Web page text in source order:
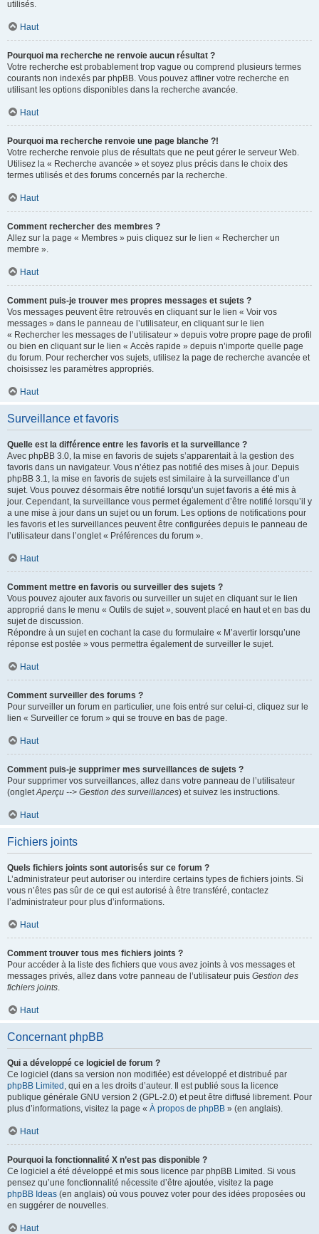
utilisés.
Haut
Pourquoi ma recherche ne renvoie aucun résultat ?
Votre recherche est probablement trop vague ou comprend plusieurs termes
courants non indexés par phpBB. Vous pouvez affiner votre recherche en
utilisant les options disponibles dans la recherche avancée.
Haut
Pourquoi ma recherche renvoie une page blanche ?!
Votre recherche renvoie plus de résultats que ne peut gérer le serveur Web.
Utilisez la « Recherche avancée » et soyez plus précis dans le choix des
termes utilisés et des forums concernés par la recherche.
Haut
Comment rechercher des membres ?
Allez sur la page « Membres » puis cliquez sur le lien « Rechercher un
membre ».
Haut
Comment puis-je trouver mes propres messages et sujets ?
Vos messages peuvent être retrouvés en cliquant sur le lien « Voir vos
messages » dans le panneau de l’utilisateur, en cliquant sur le lien
« Rechercher les messages de l’utilisateur » depuis votre propre page de profil
ou bien en cliquant sur le lien « Accès rapide » depuis n’importe quelle page
du forum. Pour rechercher vos sujets, utilisez la page de recherche avancée et
choisissez les paramètres appropriés.
Haut
Surveillance et favoris
Quelle est la différence entre les favoris et la surveillance ?
Avec phpBB 3.0, la mise en favoris de sujets s’apparentait à la gestion des
favoris dans un navigateur. Vous n’étiez pas notifié des mises à jour. Depuis
phpBB 3.1, la mise en favoris de sujets est similaire à la surveillance d’un
sujet. Vous pouvez désormais être notifié lorsqu’un sujet favoris a été mis à
jour. Cependant, la surveillance vous permet également d’être notifié lorsqu’il y
a une mise à jour dans un sujet ou un forum. Les options de notifications pour
les favoris et les surveillances peuvent être configurées depuis le panneau de
l’utilisateur dans l’onglet « Préférences du forum ».
Haut
Comment mettre en favoris ou surveiller des sujets ?
Vous pouvez ajouter aux favoris ou surveiller un sujet en cliquant sur le lien
approprié dans le menu « Outils de sujet », souvent placé en haut et en bas du
sujet de discussion.
Répondre à un sujet en cochant la case du formulaire « M’avertir lorsqu’une
réponse est postée » vous permettra également de surveiller le sujet.
Haut
Comment surveiller des forums ?
Pour surveiller un forum en particulier, une fois entré sur celui-ci, cliquez sur le
lien « Surveiller ce forum » qui se trouve en bas de page.
Haut
Comment puis-je supprimer mes surveillances de sujets ?
Pour supprimer vos surveillances, allez dans votre panneau de l’utilisateur
(ongletAperçu --> Gestion des surveillances) et suivez les instructions.
Haut
Fichiers joints
Quels fichiers joints sont autorisés sur ce forum ?
L’administrateur peut autoriser ou interdire certains types de fichiers joints. Si
vous n’êtes pas sûr de ce qui est autorisé à être transféré, contactez
l’administrateur pour plus d’informations.
Haut
Comment trouver tous mes fichiers joints ?
Pour accéder à la liste des fichiers que vous avez joints à vos messages et
messages privés, allez dans votre panneau de l’utilisateur puis Gestion des
fichiers joints.
Haut
Concernant phpBB
Qui a développé ce logiciel de forum ?
Ce logiciel (dans sa version non modifiée) est développé et distribué par
phpBB Limited , qui en a les droits d’auteur. Il est publié sous la licence
publique générale GNU version 2 (GPL-2.0) et peut être diffusé librement. Pour
plus d’informations, visitez la page « À propos de phpBB » (en anglais).
Haut
Pourquoi la fonctionnalité X n’est pas disponible ?
Ce logiciel a été développé et mis sous licence par phpBB Limited. Si vous
pensez qu’une fonctionnalité nécessite d’être ajoutée, visitez la page
phpBB Ideas (en anglais) où vous pouvez voter pour des idées proposées ou
en suggérer de nouvelles.
Haut